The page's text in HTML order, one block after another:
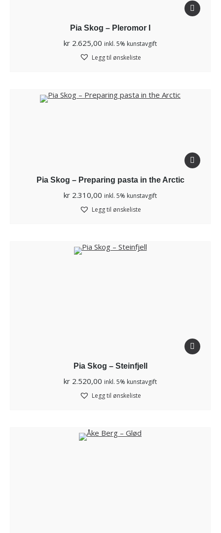
Pia Skog – Pleromor I
kr 2.625,00 inkl. 5% kunstavgift
Legg til ønskeliste
Pia Skog – Preparing pasta in the Arctic
kr 2.310,00 inkl. 5% kunstavgift
Legg til ønskeliste
Pia Skog – Steinfjell
kr 2.520,00 inkl. 5% kunstavgift
Legg til ønskeliste